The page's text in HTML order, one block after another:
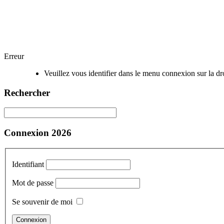
Erreur
Veuillez vous identifier dans le menu connexion sur la
Rechercher
Connexion 2026
Identifiant
Mot de passe
Se souvenir de moi